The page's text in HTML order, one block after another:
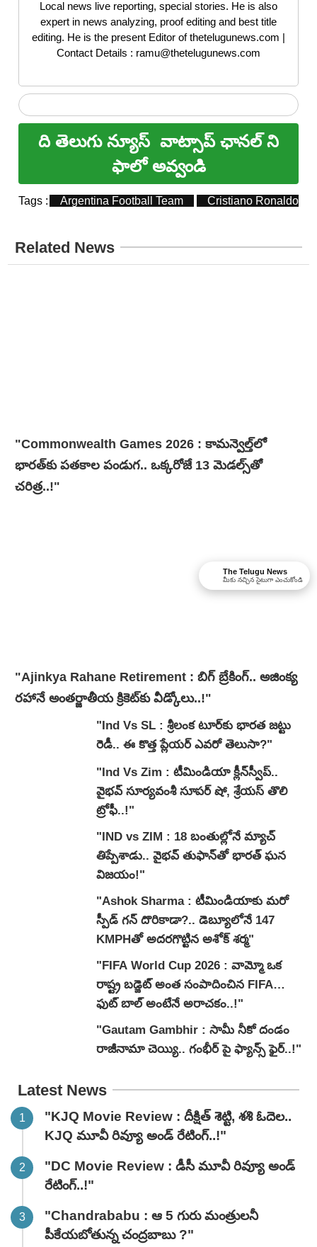
Local news live reporting, special stories. He is also
expert in news analyzing, proof editing and best title
editing. He is the present Editor of thetelugunews.com |
Contact Details : ramu@thetelugunews.com
ది తెలుగు న్యూస్ వాట్సాప్ ఛానల్ ని
ఫాలో అవ్వండి
Tags : Argentina Football Team Cristiano Ronaldo
Related News
"Commonwealth Games 2026 : కామన్వెల్త్‌లో
భారత్‌కు పతకాల పండుగ.. ఒక్కరోజే 13 మెడల్స్‌తో
చరిత్ర..!"
"Ajinkya Rahane Retirement : బిగ్ బ్రేకింగ్‌.. అజింక్య
రహానే అంతర్జాతీయ క్రికెట్‌కు వీడ్కోలు..!"
"Ind Vs SL : శ్రీలంక టూర్‌కు భారత జట్టు
రెడీ.. ఈ కొత్త ప్లేయర్ ఎవరో తెలుసా?"
"Ind Vs Zim : టీమిండియా క్లీన్‌స్వీప్..
వైభవ్ సూర్యవంశీ సూపర్ షో, శ్రేయస్ తొలి
ట్రోఫీ..!"
"IND vs ZIM : 18 బంతుల్లోనే మ్యాచ్
తిప్పేశాడు.. వైభవ్ తుఫాన్‌తో భారత్ ఘన
విజయం!"
"Ashok Sharma : టీమిండియాకు మరో
స్పీడ్ గన్ దొరికాడా?.. డెబ్యూలోనే 147
KMPHతో అదరగొట్టిన అశోక్ శర్మ"
"FIFA World Cup 2026 : వామ్మో ఒక
రాష్ట్ర బడ్జెట్ అంత సంపాదించిన FIFA…
ఫుట్ బాల్ అంటేనే అరాచకం..!"
"Gautam Gambhir : సామీ నీకో దండం
రాజీనామా చెయ్యి.. గంభీర్ పై ఫ్యాన్స్ ఫైర్‌..!"
Latest News
"KJQ Movie Review : దీక్షిత్ శెట్టి, శశి ఓదెల..
KJQ మూవీ రివ్యూ అండ్ రేటింగ్‌..!"
"DC Movie Review : డీసీ మూవీ రివ్యూ అండ్
రేటింగ్‌..!"
"Chandrababu : ఆ 5 గురు మంత్రులనీ
పీకేయబోతున్న చంద్రబాబు ?"
The Telugu News
మీకు నచ్చిన సైటుగా ఎంచుకోండి